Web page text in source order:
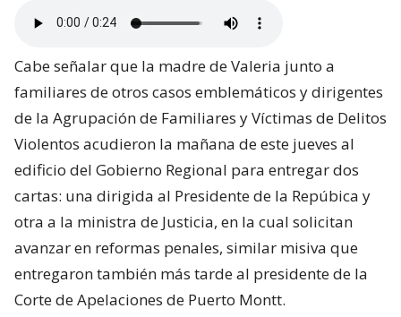
Cabe señalar que la madre de Valeria junto a
familiares de otros casos emblemáticos y dirigentes
de la Agrupación de Familiares y Víctimas de Delitos
Violentos acudieron la mañana de este jueves al
edificio del Gobierno Regional para entregar dos
cartas: una dirigida al Presidente de la Repúbica y
otra a la ministra de Justicia, en la cual solicitan
avanzar en reformas penales, similar misiva que
entregaron también más tarde al presidente de la
Corte de Apelaciones de Puerto Montt.